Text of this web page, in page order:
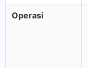
Operasi